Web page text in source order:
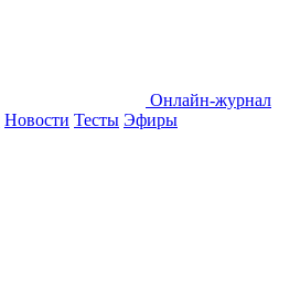
Онлайн-журнал
Новости Тесты Эфиры